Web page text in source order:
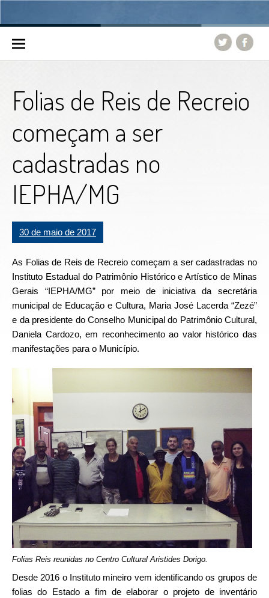
Folias de Reis de Recreio
começam a ser
cadastradas no
IEPHA/MG
30 de maio de 2017
As Folias de Reis de Recreio começam a ser cadastradas no
Instituto Estadual do Patrimônio Histórico e Artístico de Minas
Gerais “IEPHA/MG” por meio de iniciativa da secretária
municipal de Educação e Cultura, Maria José Lacerda “Zezé”
e da presidente do Conselho Municipal do Patrimônio Cultural,
Daniela Cardozo, em reconhecimento ao valor histórico das
manifestações para o Município.
Folias Reis reunidas no Centro Cultural Aristides Dorigo.
Desde 2016 o Instituto mineiro vem identificando os grupos de
folias do Estado a fim de elaborar o projeto de inventário